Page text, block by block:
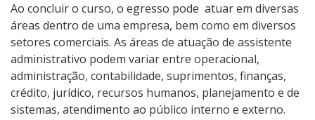
Processos Seletivos
Cotas
Orientações para comprovação de cotas
Ao concluir o curso, o egresso pode atuar em diversas
áreas dentro de uma empresa, bem como em diversos
setores comerciais. As áreas de atuação de assistente
administrativo podem variar entre operacional,
administração, contabilidade, suprimentos, finanças,
crédito, jurídico, recursos humanos, planejamento e de
sistemas, atendimento ao público interno e externo.